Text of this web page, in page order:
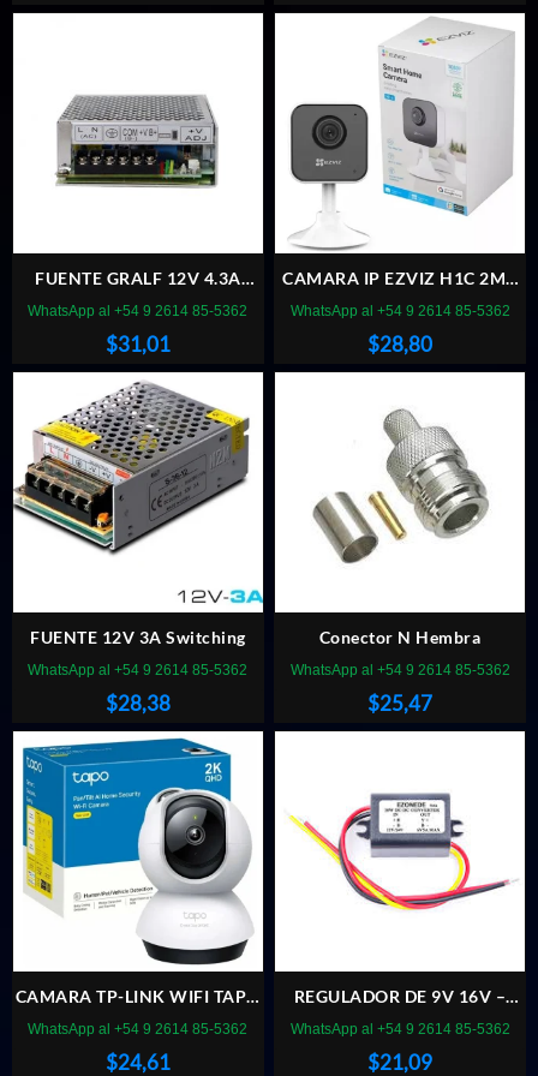
precio precio
FUENTE GRALF 12V 4.3A
SWITCHING UPS
$31,01
WhatsApp al +54 9 2614 85-5362
CAMARA IP EZVIZ H1C 2MP
1080P INTERIOR
$28,80
WhatsApp al +54 9 2614 85-5362
FUENTE 12V 3A Switching
$28,38
WhatsApp al +54 9 2614 85-5362
Conector N Hembra
$25,47
WhatsApp al +54 9 2614 85-5362
CAMARA TP-LINK WIFI TAPO
C210 INTERIOR
$24,61
WhatsApp al +54 9 2614 85-5362
REGULADOR DE 9V 16V –
A12V
$21,09
WhatsApp al +54 9 2614 85-5362